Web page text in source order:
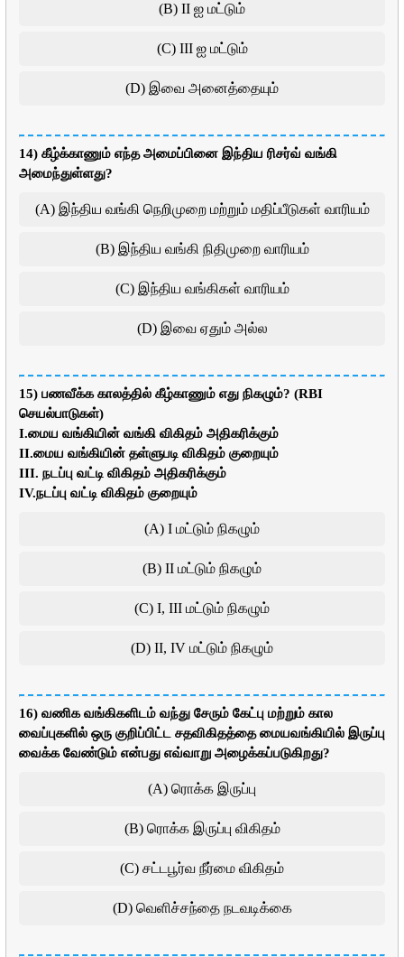
(B) II ஐ மட்டும்
(C) III ஐ மட்டும்
(D) இவை அனைத்தையும்
14) கீழ்க்காணும் எந்த அமைப்பினை இந்திய ரிசர்வ் வங்கி
அமைந்துள்ளது?
(A) இந்திய வங்கி நெறிமுறை மற்றும் மதிப்பீடுகள் வாரியம்
(B) இந்திய வங்கி நிதிமுறை வாரியம்
(C) இந்திய வங்கிகள் வாரியம்
(D) இவை ஏதும் அல்ல
15) பணவீக்க காலத்தில் கீழ்காணும் எது நிகழும்? (RBI
செயல்பாடுகள்)
I.மைய வங்கியின் வங்கி விகிதம் அதிகரிக்கும்
II.மைய வங்கியின் தள்ளுபடி விகிதம் குறையும்
III. நடப்பு வட்டி விகிதம் அதிகரிக்கும்
IV.நடப்பு வட்டி விகிதம் குறையும்
(A) I மட்டும் நிகழும்
(B) II மட்டும் நிகழும்
(C) I, III மட்டும் நிகழும்
(D) II, IV மட்டும் நிகழும்
16) வணிக வங்கிகளிடம் வந்து சேரும் கேட்பு மற்றும் கால
வைப்புகளில் ஒரு குறிப்பிட்ட சதவிகிதத்தை மையவங்கியில் இருப்பு
வைக்க வேண்டும் என்பது எவ்வாறு அழைக்கப்படுகிறது?
(A) ரொக்க இருப்பு
(B) ரொக்க இருப்பு விகிதம்
(C) சட்டபூர்வ நீர்மை விகிதம்
(D) வெளிச்சந்தை நடவடிக்கை